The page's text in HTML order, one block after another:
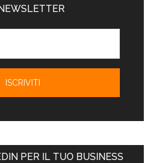
PER IL TUO BUSINESS